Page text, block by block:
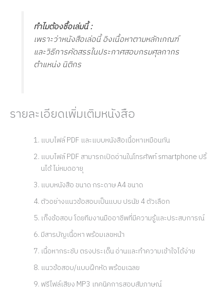
ทำไมต้องชื้อเล่มนี้ :
เพราะว่าหนังสือเล่อนี้ อิงเนื้อหาตามหลักเกณฑ์
และวิธีการคัดสรรในประกาศสอบกรมศุลกากร
ตำแหน่ง นิติกร
รายละเอียดเพิ่มเติมหนังสือ
แบบไฟล์ PDF และแบบหนังสือเนื้อหาเหมือนกัน
แบบไฟล์ PDF สามารถเปิดอ่านในโทรศัพท์ smartphone ปริ้
นได้ ไม่หมดอายุ
แบบหนังสือ ขนาด กระดาษ A4 ขนาด
ตัวอย่างแนวข้อสอบเป็นแบบ ปรนัย 4 ตัวเลือก
เก็งข้อสอบ โดยทีมงานมืออาชีพที่มีความรู้และประสบการณ์
มีสารบัญเนื้อหา พร้อมเลขหน้า
เนื้อหากระชับ ตรงประเด็น อ่านและทำความเข้าใจได้ง่าย
แนวข้อสอบ/แบบฝึกหัด พร้อมเฉลย